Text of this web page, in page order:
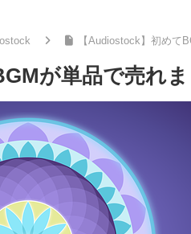
【Audiostock】初めて
が単品で売れま